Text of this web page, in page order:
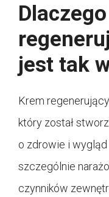
jest tak
Krem
który został
o zdrowie i
szczególnie
czynników